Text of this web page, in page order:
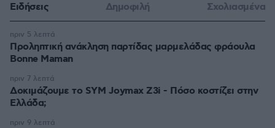
Ειδήσεις Δημοφιλή Σχολιασμένα
Προληπτική ανάκληση παρτίδας μαρμελάδας φράουλα
Bonne Maman
πριν 5 λεπτά
Δοκιμάζουμε το SYM Joymax Z3i - Πόσο κοστίζει στην
Ελλάδα;
πριν 7 λεπτά
πριν 9 λεπτά